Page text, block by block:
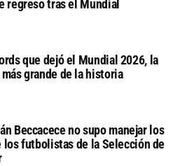
regreso tras el Mundial
que dejó el Mundial 2026, la
grande de la historia
Beccacece no supo manejar los
los futbolistas de la Selección de